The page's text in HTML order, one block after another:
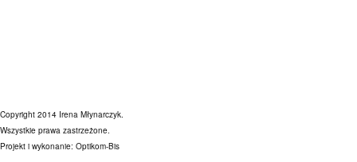
Copyright 2014 Irena Młynarczyk.
Wszystkie prawa zastrzeżone.
Projekt i wykonanie: Optikom-Bis